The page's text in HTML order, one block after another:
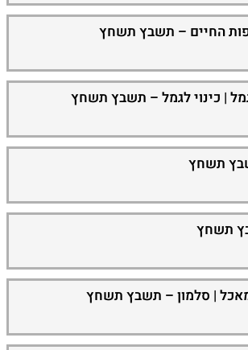
החיים – תשבץ תשחץ
| כינוי לגמל – תשבץ תשחץ
תשחץ
תשחץ
| סלמון – תשבץ תשחץ